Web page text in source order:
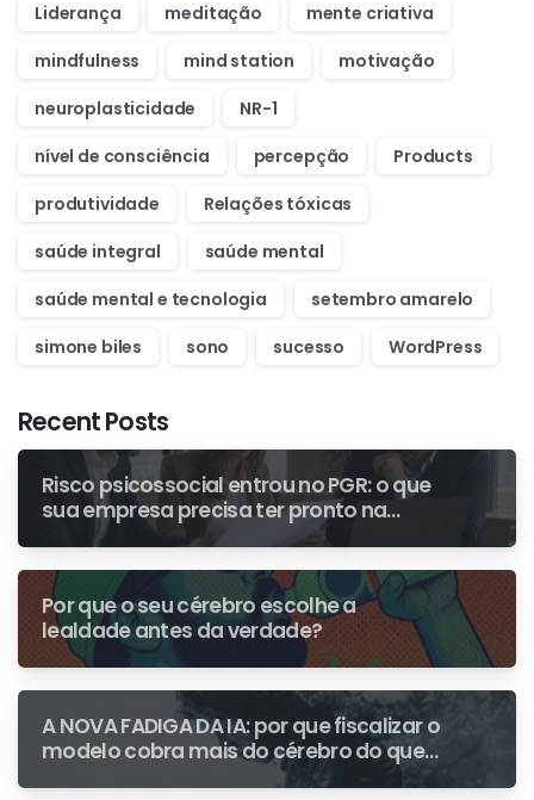
Liderança
meditação
mente criativa
mindfulness
mind station
motivação
neuroplasticidade
NR-1
nível de consciência
percepção
Products
produtividade
Relações tóxicas
saúde integral
saúde mental
saúde mental e tecnologia
setembro amarelo
simone biles
sono sucesso WordPress
Recent Posts
Risco psicossocial entrou no PGR: o que
sua empresa precisa ter pronto na
primeira fiscalização
Por que o seu cérebro escolhe a
lealdade antes da verdade?
A NOVA FADIGA DA IA: por que fiscalizar o
modelo cobra mais do cérebro do que